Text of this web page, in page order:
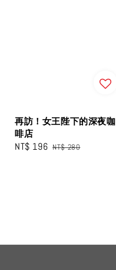
再訪！女王陛下的深夜咖
啡店
Sale
NT$ 196 Regular
NT$ 280